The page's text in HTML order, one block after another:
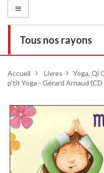
Tous nos rayons
DVD
Chaussures
Protections
Basculer
la
navigation
Accueil > Livres > Yoga, Qi
p'tit Yoga - Gérard Arnaud (CD